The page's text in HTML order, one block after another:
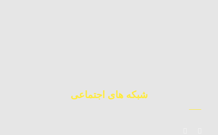
شبکه های اجتماعی